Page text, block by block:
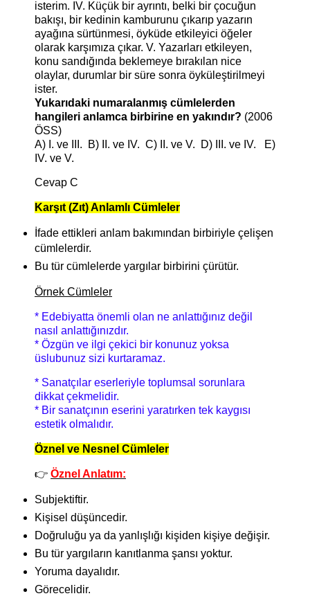
isterim. IV. Küçük bir ayrıntı, belki bir çocuğun
bakışı, bir kedinin kamburunu çıkarıp yazarın
ayağına sürtünmesi, öyküde etkileyici öğeler
olarak karşımıza çıkar. V. Yazarları etkileyen,
konu sandığında beklemeye bırakılan nice
olaylar, durumlar bir süre sonra öyküleştirilmeyi
ister.
Yukarıdaki numaralanmış cümlelerden
hangileri anlamca birbirine en yakındır? (2006
ÖSS)
A) I. ve III. B) II. ve IV. C) II. ve V. D) III. ve IV. E)
IV. ve V.
Cevap C
Karşıt (Zıt) Anlamlı Cümleler
İfade ettikleri anlam bakımından birbiriyle çelişen
cümlelerdir.
Bu tür cümlelerde yargılar birbirini çürütür.
Örnek Cümleler
* Edebiyatta önemli olan ne anlattığınız değil
nasıl anlattığınızdır.
* Özgün ve ilgi çekici bir konunuz yoksa
üslubunuz sizi kurtaramaz.
* Sanatçılar eserleriyle toplumsal sorunlara
dikkat çekmelidir.
* Bir sanatçının eserini yaratırken tek kaygısı
estetik olmalıdır.
Öznel ve Nesnel Cümleler
👉 Öznel Anlatım:
Subjektiftir.
Kişisel düşüncedir.
Doğruluğu ya da yanlışlığı kişiden kişiye değişir.
Bu tür yargıların kanıtlanma şansı yoktur.
Yoruma dayalıdır.
Görecelidir.